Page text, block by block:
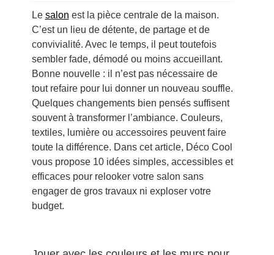
Le salon est la pièce centrale de la maison.
C’est un lieu de détente, de partage et de
convivialité. Avec le temps, il peut toutefois
sembler fade, démodé ou moins accueillant.
Bonne nouvelle : il n’est pas nécessaire de
tout refaire pour lui donner un nouveau souffle.
Quelques changements bien pensés suffisent
souvent à transformer l’ambiance. Couleurs,
textiles, lumière ou accessoires peuvent faire
toute la différence. Dans cet article, Déco Cool
vous propose 10 idées simples, accessibles et
efficaces pour relooker votre salon sans
engager de gros travaux ni exploser votre
budget.